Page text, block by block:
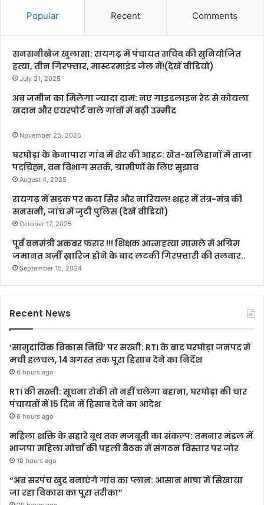
Popular Recent Comments
सनसनीखेज खुलासा: रायगढ़ में पंचायत सचिव की सुनियोजित
हत्या, तीन गिरफ्तार, मास्टरमाइंड जेल में!(देखें वीडियो)
July 31, 2025
अब जमीन का मिलेगा ज्यादा दाम: नए गाइडलाइन रेट से कोयला
खदान और एयरपोर्ट वाले गांवों में बढ़ी उम्मीद
November 25, 2025
घरघोड़ा के केनापारा गांव में शेर की आहट: खेत-खलिहानों में ताजा
पदचिह्न, वन विभाग सतर्क, ग्रामीणों के लिए सुझाव
August 4, 2025
रायगढ़ में सड़क पर कटा सिर और नारियल! शहर में तंत्र-मंत्र की
सनसनी, जांच में जुटी पुलिस (देखें वीडियो)
October 17, 2025
पूर्व वनमंत्री अकबर फरार !!! शिक्षक आत्महत्या मामले में अग्रिम
जमानत अर्ज़ी ख़ारिज होने के बाद लटकी गिरफ़्तारी की तलवार..
September 15, 2024
Recent News
‘सामुदायिक विकास निधि’ पर सख्ती: RTI के बाद घरघोड़ा जनपद में
मची हलचल, 14 अगस्त तक पूरा हिसाब देने का निर्देश
6 hours ago
RTI की सख्ती: सूचना रोकी तो नहीं चलेगा बहाना, घरघोड़ा की चार
पंचायतों में 15 दिन में हिसाब देने का आदेश
6 hours ago
महिला शक्ति के सहारे बूथ तक मजबूती का संकल्प: तमनार मंडल में
भाजपा महिला मोर्चा की पहली बैठक में संगठन विस्तार पर जोर
18 hours ago
“अब सरपंच खुद बनाएंगे गांव का प्लान: आसान भाषा में सिखाया
जा रहा विकास का पूरा तरीका”